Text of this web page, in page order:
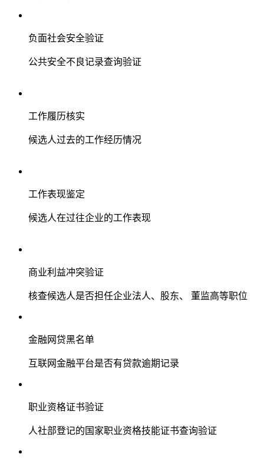
负面社会安全验证
公共安全不良记录查询验证
工作履历核实
候选人过去的工作经历情况
工作表现鉴定
候选人在过往企业的工作表现
商业利益冲突验证
核查候选人是否担任企业法人、股东、 董监高等职位
金融网贷黑名单
互联网金融平台是否有贷款逾期记录
职业资格证书验证
人社部登记的国家职业资格技能证书查询验证